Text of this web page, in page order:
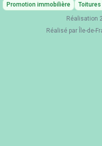
Promotion immobilière
Réalisation
Réalisé par Île-de-